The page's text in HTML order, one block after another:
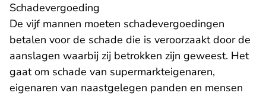
Schadevergoeding
De vijf mannen moeten schadevergoedingen
betalen voor de schade die is veroorzaakt door de
aanslagen waarbij zij betrokken zijn geweest. Het
gaat om schade van supermarkteigenaren,
eigenaren van naastgelegen panden en mensen